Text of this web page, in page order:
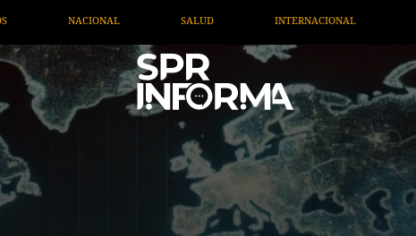
INTERNACIONAL TV MIGRANTE INFORMA OPINIÓN